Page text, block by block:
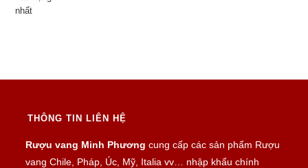
THÔNG TIN LIÊN HỆ
Rượu vang Minh Phương cung cấp các sản phẩm Rượu
vang Chile, Pháp, Úc, Mỹ, Italia vv… nhập khẩu chính